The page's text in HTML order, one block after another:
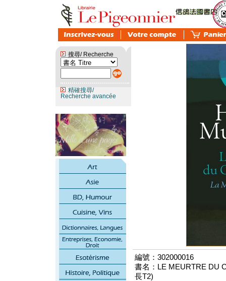
搜尋/ Recherche
精確搜尋/
Recherche avancée
編號：302000016
書名：LE MEURTRE DU
長T2)